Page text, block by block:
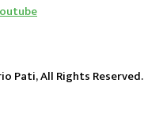
Pati, All Rights Reserved.